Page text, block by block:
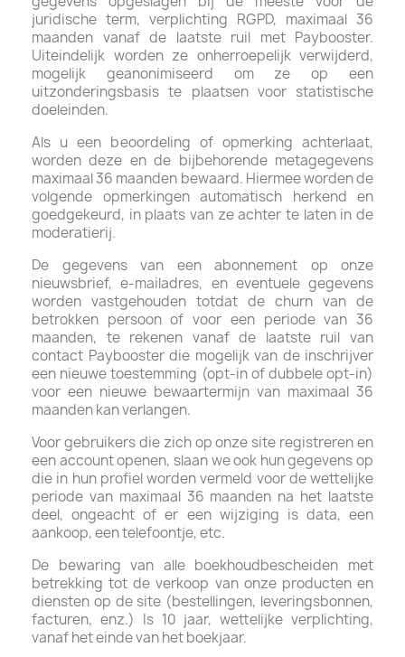
juridische term, verplichting RGPD, maximaal 36
maanden vanaf de laatste ruil met Paybooster.
Uiteindelijk worden ze onherroepelijk verwijderd,
mogelijk geanonimiseerd om ze op een
uitzonderingsbasis te plaatsen voor statistische
doeleinden.
Als u een beoordeling of opmerking achterlaat,
worden deze en de bijbehorende metagegevens
maximaal 36 maanden bewaard. Hiermee worden de
volgende opmerkingen automatisch herkend en
goedgekeurd, in plaats van ze achter te laten in de
moderatierij.
De gegevens van een abonnement op onze
nieuwsbrief, e-mailadres, en eventuele gegevens
worden vastgehouden totdat de churn van de
betrokken persoon of voor een periode van 36
maanden, te rekenen vanaf de laatste ruil van
contact Paybooster die mogelijk van de inschrijver
een nieuwe toestemming (opt-in of dubbele opt-in)
voor een nieuwe bewaartermijn van maximaal 36
maanden kan verlangen.
Voor gebruikers die zich op onze site registreren en
een account openen, slaan we ook hun gegevens op
die in hun profiel worden vermeld voor de wettelijke
periode van maximaal 36 maanden na het laatste
deel, ongeacht of er een wijziging is data, een
aankoop, een telefoontje, etc.
De bewaring van alle boekhoudbescheiden met
betrekking tot de verkoop van onze producten en
diensten op de site (bestellingen, leveringsbonnen,
facturen, enz.) Is 10 jaar, wettelijke verplichting,
vanaf het einde van het boekjaar.